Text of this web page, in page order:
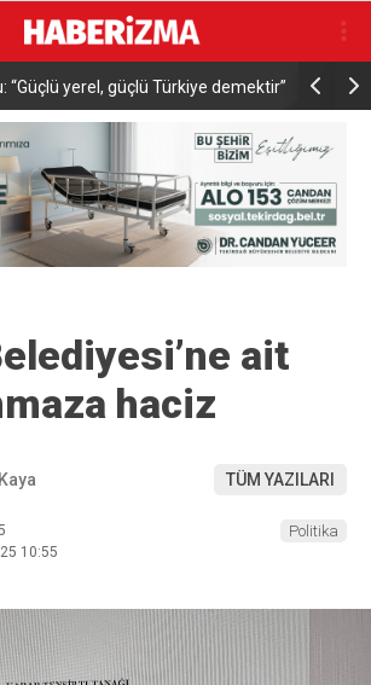
Türkiye demektir” Bakan Memişoğlu: “Şehir
üst seviye sağlık hizmet
ait
haciz
TÜM YAZILARI
10:55
Politika